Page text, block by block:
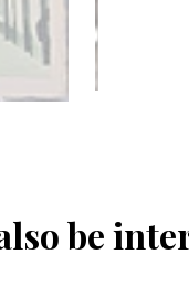
be